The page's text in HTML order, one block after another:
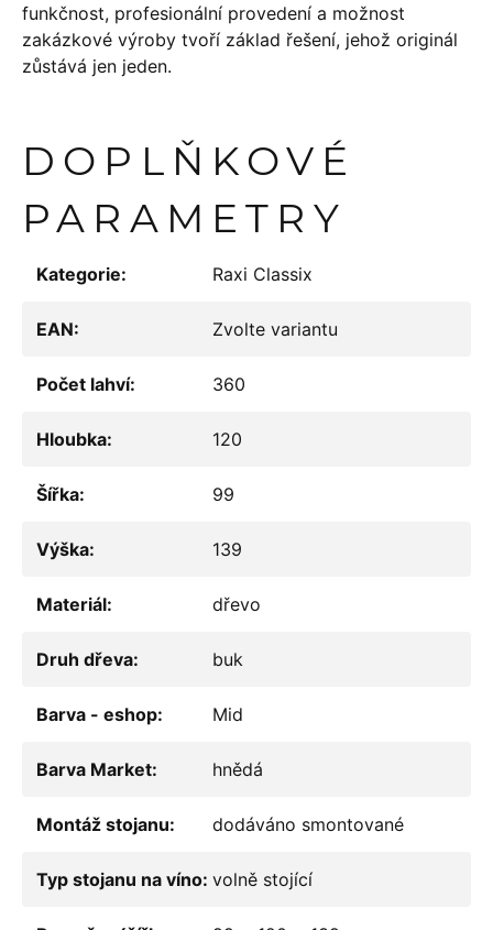
funkčnost, profesionální provedení a možnost
zakázkové výroby tvoří základ řešení, jehož originál
zůstává jen jeden.
DOPLŇKOVÉ
PARAMETRY
Kategorie: Raxi Classix
EAN: Zvolte variantu
Počet lahví: 360
Hloubka: 120
Šířka: 99
Výška: 139
Materiál: dřevo
Druh dřeva: buk
Barva - eshop: Mid
Barva Market: hnědá
Montáž stojanu: dodáváno smontované
Typ stojanu na víno: volně stojící